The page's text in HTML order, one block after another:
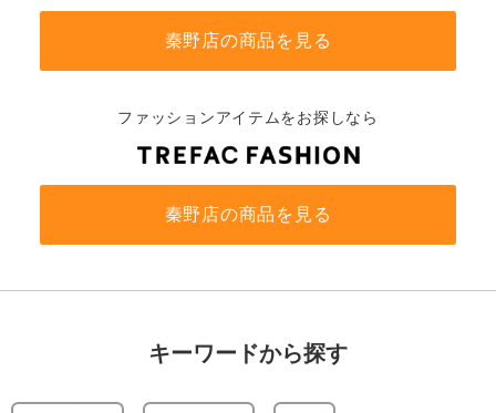
秦野店の商品を見る
ファッションアイテムをお探しなら
秦野店の商品を見る
キーワードから探す